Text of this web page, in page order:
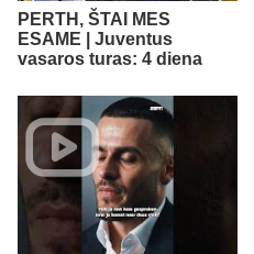
PERTH, ŠTAI MES
ESAME | Juventus
vasaros turas: 4 diena